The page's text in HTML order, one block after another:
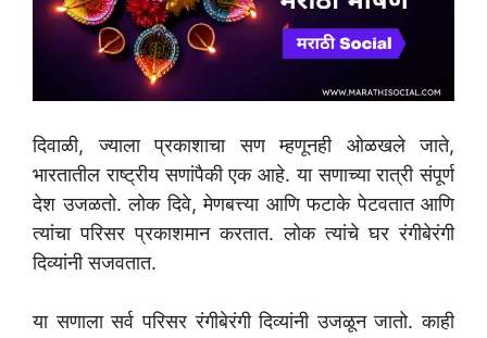
दिवाळी, ज्याला प्रकाशाचा सण म्हणूनही ओळखले जाते,
भारतातील राष्ट्रीय सणांपैकी एक आहे. या सणाच्या रात्री संपूर्ण
देश उजळतो. लोक दिवे, मेणबत्त्या आणि फटाके पेटवतात आणि
त्यांचा परिसर प्रकाशमान करतात. लोक त्यांचे घर रंगीबेरंगी
दिव्यांनी सजवतात.
या सणाला सर्व परिसर रंगीबेरंगी दिव्यांनी उजळून जातो. काही